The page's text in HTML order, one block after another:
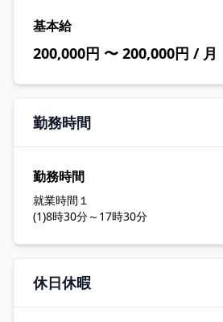
基本給
200,000円 〜 200,000円 / 月
勤務時間
勤務時間
就業時間１
(1)8時30分～17時30分
休日休暇